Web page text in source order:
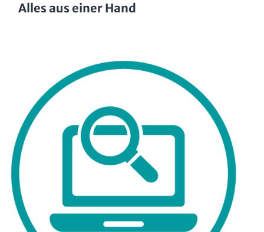
Alles aus einer Hand